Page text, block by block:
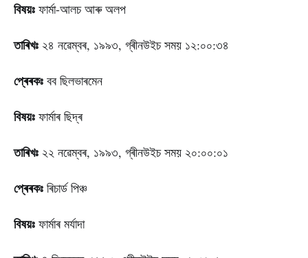
বিষয়ঃ ফাৰ্মা-আলচ আৰু অলপ
তাৰিখঃ ২৪ নৱেম্বৰ, ১৯৯৩, গ্ৰীনউইচ সময় ১২:০০:৩৪
প্ৰেৰকঃ বব ছিলভাৰমেন
বিষয়ঃ ফাৰ্মাৰ ছিদ্ৰ
তাৰিখঃ ২২ নৱেম্বৰ, ১৯৯৩, গ্ৰীনউইচ সময় ২০:০০:০১
প্ৰেৰকঃ ৰিচাৰ্ড পিঞ্চ
বিষয়ঃ ফাৰ্মাৰ মৰ্যাদা